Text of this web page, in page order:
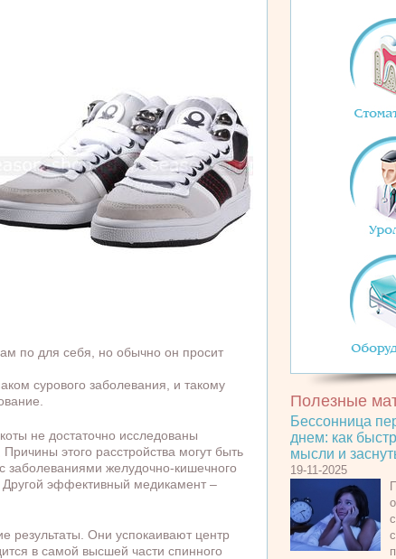
по для себя, но обычно он просит
сурового заболевания, и такому
не достаточно исследованы
этого расстройства могут быть
желудочно-кишечного
эффективный медикамент –
результаты. Они успокаивают центр
в самой высшей части спинного
Полезные
Бессонница
днем: как
мысли и
19-11-2025